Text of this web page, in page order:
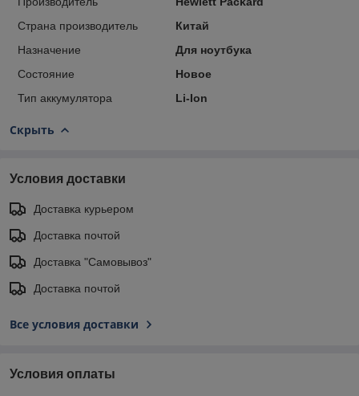
Страна производитель
Китай
Назначение
Для ноутбука
Состояние
Новое
Тип аккумулятора
Li-Ion
Скрыть
Условия доставки
Доставка курьером
Доставка почтой
Доставка "Самовывоз"
Доставка почтой
Все условия доставки
Условия оплаты